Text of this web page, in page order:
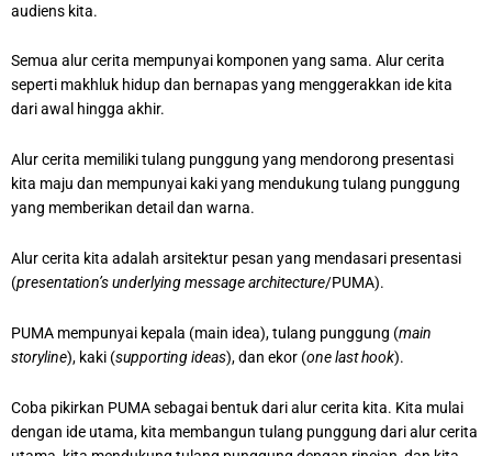
audiens kita.
Semua alur cerita mempunyai komponen yang sama. Alur cerita
seperti makhluk hidup dan bernapas yang menggerakkan ide kita
dari awal hingga akhir.
Alur cerita memiliki tulang punggung yang mendorong presentasi
kita maju dan mempunyai kaki yang mendukung tulang punggung
yang memberikan detail dan warna.
Alur cerita kita adalah arsitektur pesan yang mendasari presentasi
(presentation’s underlying message architecture/PUMA).
PUMA mempunyai kepala (main idea), tulang punggung (main
storyline), kaki (supporting ideas), dan ekor (one last hook).
Coba pikirkan PUMA sebagai bentuk dari alur cerita kita. Kita mulai
dengan ide utama, kita membangun tulang punggung dari alur cerita